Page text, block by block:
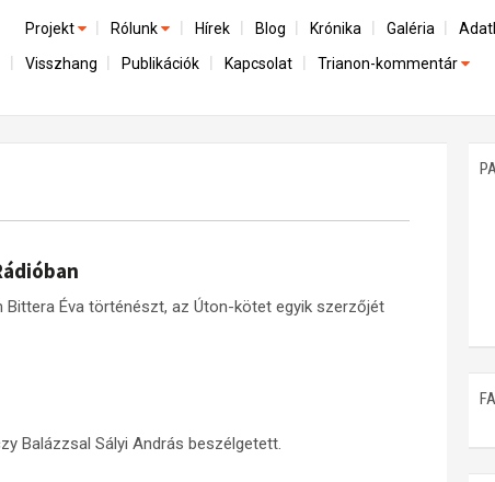
Projekt
Előzmények
Az összeomlás és a magyar társadalom
Utókor és emlékezet
Rólunk
A kutatócsoport működéséről
Hírek Blog Krónika Galéria
Visszhang Publikációk Kapcsolat Trianon-kommentár
Bittera Éva történészt, az Úton-kötet egyik szerzőjét
Balázzsal Sályi András beszélgetett.